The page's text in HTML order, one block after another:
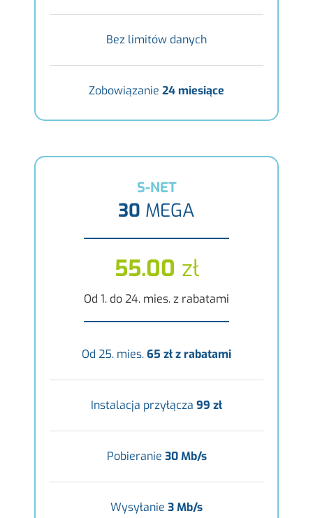
Bez limitów danych
Zobowiązanie 24 miesiące
S-NET
30 MEGA
55.00 zł
Od 1. do 24. mies. z rabatami
Od 25. mies.65 zł z rabatami
Instalacja przyłącza 99 zł
Pobieranie 30 Mb/s
Wysyłanie 3 Mb/s